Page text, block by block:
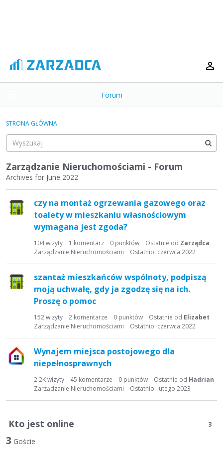
o
g
e
m
e
n
Forum
Kategorie
Dyskusje
Aktywność
STRONA GŁÓWNA
Zarządzanie Nieruchomościami - Forum
Archives for June 2022
s
k
u
n
czy na montaż ogrzewania gazowego oraz
toalety w mieszkaniu własnościowym
wymagana jest zgoda?
104wizyty 1 komentarz 0 punktów Ostatnie od Zarządca
Ostatnio: czerwca 2022
Zarządzanie Nieruchomościami
szantaż mieszkańców wspólnoty, podpiszą
moją uchwałę, gdy ja zgodzę się na ich.
Proszę o pomoc
152wizyty 2 komentarze 0 punktów Ostatnie od Elizabet
Ostatnio: czerwca 2022
Zarządzanie Nieruchomościami
Wynajem miejsca postojowego dla
niepełnosprawnych
2.2Kwizyty 45 komentarze 0 punktów Ostatnie od Hadrian
Ostatnio: lutego 2023
Zarządzanie Nieruchomościami
Kto jest online 3
3 Goście